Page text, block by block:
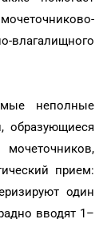
неполные
образующиеся
прием:
один
вводят 1–